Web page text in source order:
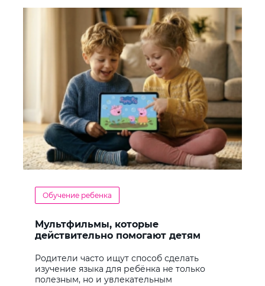
Обучение ребенка
Мультфильмы, которые
действительно помогают детям
Родители часто ищут способ сделать
изучение языка для ребёнка не только
полезным, но и увлекательным